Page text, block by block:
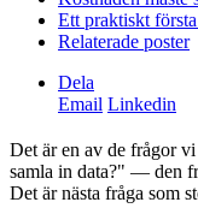
Ett praktiskt
Relaterade poster
Dela
Email Linkedin
Det är en av de frågor
samla in data?" — den
Det är nästa fråga som